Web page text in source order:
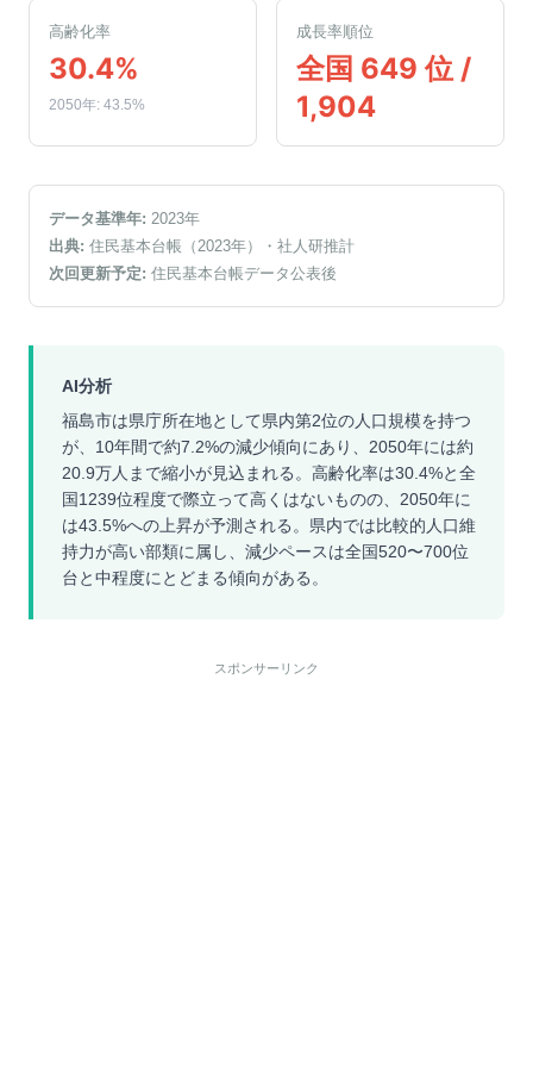
高齢化率
30.4%
2050年: 43.5%
成長率順位
全国 649 位 /
1,904
データ基準年: 2023年
出典: 住民基本台帳（2023年）
・社人研推計
次回更新予定: 住民基本台帳データ公表後
AI分析
福島市は県庁所在地として県内第2位の人口規模を持つ
が、10年間で約7.2%の減少傾向にあり、2050年には約
20.9万人まで縮小が見込まれる。高齢化率は30.4%と全
国1239位程度で際立って高くはないものの、2050年に
は43.5%への上昇が予測される。県内では比較的人口維
持力が高い部類に属し、減少ペースは全国520〜700位
台と中程度にとどまる傾向がある。
スポンサーリンク